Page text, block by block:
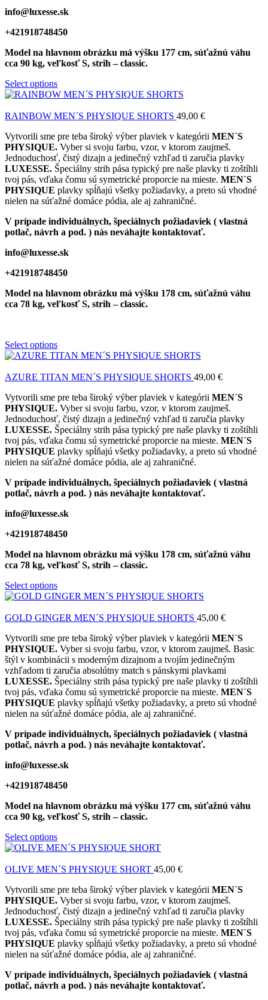
info@luxesse.sk
+421918748450
Model na hlavnom obrázku má výšku 177 cm, súťažnú váhu
cca 90 kg, veľkosť S, strih – classic.
Select options
RAINBOW MEN´S PHYSIQUE SHORTS 49,00 €
Vytvorili sme pre teba široký výber plaviek v kategórii MEN´S
PHYSIQUE. Vyber si svoju farbu, vzor, v ktorom zaujmeš.
Jednoduchosť, čistý dizajn a jedinečný vzhľad ti zaručia plavky
LUXESSE. Špeciálny strih pása typický pre naše plavky ti zoštíhli
tvoj pás, vďaka čomu sú symetrické proporcie na mieste. MEN´S
PHYSIQUE plavky spĺňajú všetky požiadavky, a preto sú vhodné
nielen na súťažné domáce pódia, ale aj zahraničné.
V prípade individuálnych, špeciálnych požiadaviek ( vlastná
potlač, návrh a pod. ) nás neváhajte kontaktovať.
info@luxesse.sk
+421918748450
Model na hlavnom obrázku má výšku 178 cm, súťažnú váhu
cca 78 kg, veľkosť S, strih – classic.
Select options
AZURE TITAN MEN´S PHYSIQUE SHORTS 49,00 €
Vytvorili sme pre teba široký výber plaviek v kategórii MEN´S
PHYSIQUE. Vyber si svoju farbu, vzor, v ktorom zaujmeš.
Jednoduchosť, čistý dizajn a jedinečný vzhľad ti zaručia plavky
LUXESSE. Špeciálny strih pása typický pre naše plavky ti zoštíhli
tvoj pás, vďaka čomu sú symetrické proporcie na mieste. MEN´S
PHYSIQUE plavky spĺňajú všetky požiadavky, a preto sú vhodné
nielen na súťažné domáce pódia, ale aj zahraničné.
V prípade individuálnych, špeciálnych požiadaviek ( vlastná
potlač, návrh a pod. ) nás neváhajte kontaktovať.
info@luxesse.sk
+421918748450
Model na hlavnom obrázku má výšku 178 cm, súťažnú váhu
cca 78 kg, veľkosť S, strih – classic.
Select options
GOLD GINGER MEN´S PHYSIQUE SHORTS 45,00 €
Vytvorili sme pre teba široký výber plaviek v kategórii MEN´S
PHYSIQUE. Vyber si svoju farbu, vzor, v ktorom zaujmeš. Basic
štýl v kombinácii s moderným dizajnom a tvojím jedinečným
vzhľadom ti zaručia absolútny match s pánskymi plavkami
LUXESSE. Špeciálny strih pása typický pre naše plavky ti zoštíhli
tvoj pás, vďaka čomu sú symetrické proporcie na mieste. MEN´S
PHYSIQUE plavky spĺňajú všetky požiadavky, a preto sú vhodné
nielen na súťažné domáce pódia, ale aj zahraničné.
V prípade individuálnych, špeciálnych požiadaviek ( vlastná
potlač, návrh a pod. ) nás neváhajte kontaktovať.
info@luxesse.sk
+421918748450
Model na hlavnom obrázku má výšku 177 cm, súťažnú váhu
cca 90 kg, veľkosť S, strih – classic.
Select options
OLIVE MEN´S PHYSIQUE SHORT 45,00 €
Vytvorili sme pre teba široký výber plaviek v kategórii MEN´S
PHYSIQUE. Vyber si svoju farbu, vzor, v ktorom zaujmeš.
Jednoduchosť, čistý dizajn a jedinečný vzhľad ti zaručia plavky
LUXESSE. Špeciálny strih pása typický pre naše plavky ti zoštíhli
tvoj pás, vďaka čomu sú symetrické proporcie na mieste. MEN´S
PHYSIQUE plavky spĺňajú všetky požiadavky, a preto sú vhodné
nielen na súťažné domáce pódia, ale aj zahraničné.
V prípade individuálnych, špeciálnych požiadaviek ( vlastná
potlač, návrh a pod. ) nás neváhajte kontaktovať.